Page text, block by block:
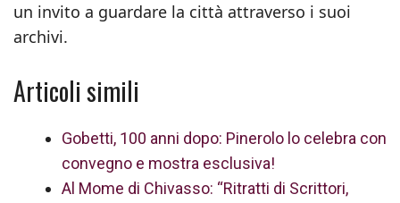
un invito a guardare la città attraverso i suoi
archivi.
Articoli simili
Gobetti, 100 anni dopo: Pinerolo lo celebra con
convegno e mostra esclusiva!
Al Mome di Chivasso: “Ritratti di Scrittori,